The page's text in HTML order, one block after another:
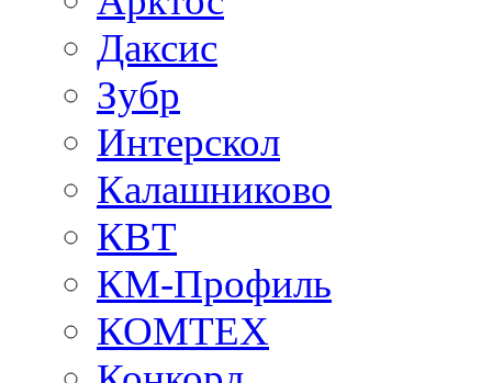
Даксис
Зубр
Интерскол
Калашниково
КВТ
КМ-Профиль
КОМТЕХ